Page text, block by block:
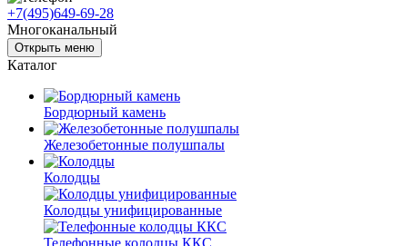
+7(495)649-69-28
Многоканальный
Открыть меню
Каталог
Бордюрный камень
Железобетонные полушпалы
Колодцы
Колодцы унифицированные